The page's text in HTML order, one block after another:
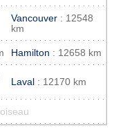
Vancouver : 12548
km
Hamilton : 12658 km
Laval : 12170 km